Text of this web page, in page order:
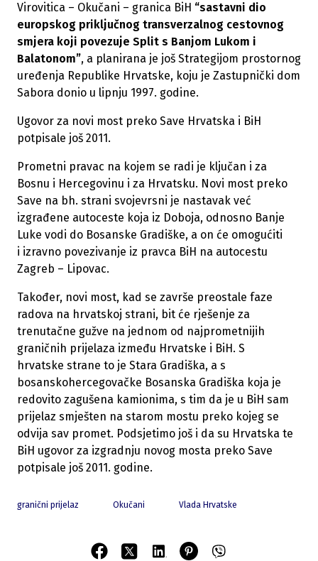
Virovitica – Okučani – granica BiH “sastavni dio
europskog priključnog transverzalnog cestovnog
smjera koji povezuje Split s Banjom Lukom i
Balatonom”, a planirana je još Strategijom prostornog
uređenja Republike Hrvatske, koju je Zastupnički dom
Sabora donio u lipnju 1997. godine.
Ugovor za novi most preko Save Hrvatska i BiH
potpisale još 2011.
Prometni pravac na kojem se radi je ključan i za
Bosnu i Hercegovinu i za Hrvatsku. Novi most preko
Save na bh. strani svojevrsni je nastavak već
izgrađene autoceste koja iz Doboja, odnosno Banje
Luke vodi do Bosanske Gradiške, a on će omogućiti
i izravno povezivanje iz pravca BiH na autocestu
Zagreb – Lipovac.
Također, novi most, kad se završe preostale faze
radova na hrvatskoj strani, bit će rješenje za
trenutačne gužve na jednom od najprometnijih
graničnih prijelaza između Hrvatske i BiH. S
hrvatske strane to je Stara Gradiška, a s
bosanskohercegovačke Bosanska Gradiška koja je
redovito zagušena kamionima, s tim da je u BiH sam
prijelaz smješten na starom mostu preko kojeg se
odvija sav promet. Podsjetimo još i da su Hrvatska te
BiH ugovor za izgradnju novog mosta preko Save
potpisale još 2011. godine.
granični prijelaz Okučani Vlada Hrvatske